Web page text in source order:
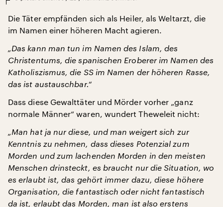
Die Täter empfänden sich als Heiler, als Weltarzt, die
im Namen einer höheren Macht agieren.
„Das kann man tun im Namen des Islam, des
Christentums, die spanischen Eroberer im Namen des
Katholiszismus, die SS im Namen der höheren Rasse,
das ist austauschbar.“
Dass diese Gewalttäter und Mörder vorher „ganz
normale Männer“ waren, wundert Theweleit nicht:
„Man hat ja nur diese, und man weigert sich zur
Kenntnis zu nehmen, dass dieses Potenzial zum
Morden und zum lachenden Morden in den meisten
Menschen drinsteckt, es braucht nur die Situation, wo
es erlaubt ist, das gehört immer dazu, diese höhere
Organisation, die fantastisch oder nicht fantastisch
da ist, erlaubt das Morden, man ist also erstens